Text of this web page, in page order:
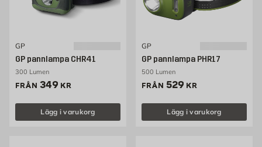
GP
GP pannlampa CHR41
300 Lumen
FRÅN Pris 349 kr
349 KR
Lägg i varukorg
GP
GP pannlampa PHR17
500 Lumen
FRÅN Pris 529 kr
529 KR
Lägg i varukorg